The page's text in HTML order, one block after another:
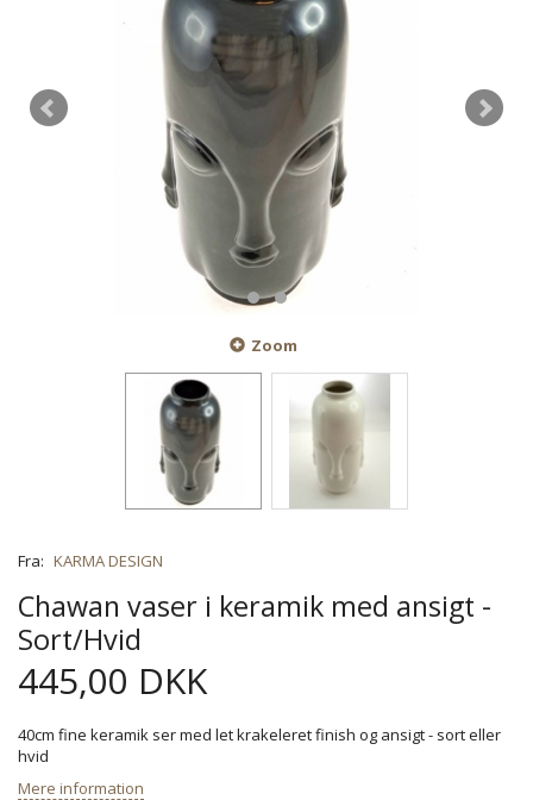
Zoom
Fra: KARMA DESIGN
Chawan vaser i keramik med ansigt -
Sort/Hvid
445,00 DKK
40cm fine keramik ser med let krakeleret finish og ansigt - sort eller
hvid
Mere information